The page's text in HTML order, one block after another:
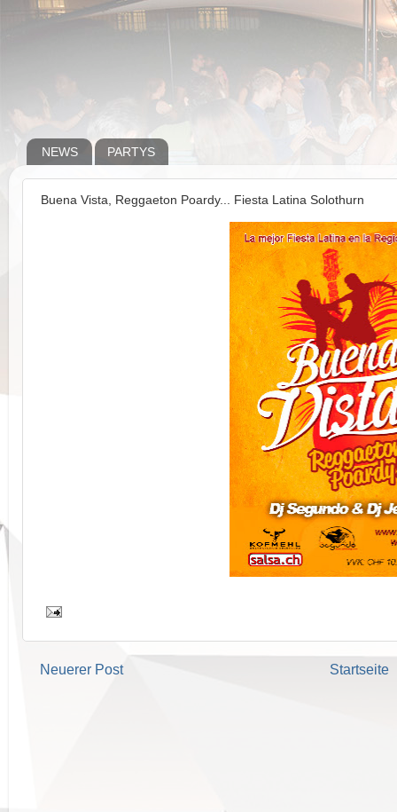
NEWS PARTYS
Buena Vista, Reggaeton Poardy... Fiesta Latina Solothurn
Neuerer Post Startseite